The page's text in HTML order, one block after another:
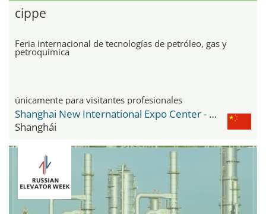
cippe
Feria internacional de tecnologías de petróleo, gas y
petroquímica
únicamente para visitantes profesionales
Shanghai New International Expo Center - SNIEC
Shanghái